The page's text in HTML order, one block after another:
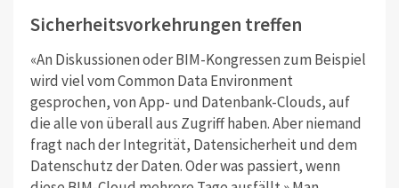
Sicherheitsvorkehrungen treffen
«An Diskussionen oder BIM-Kongressen zum Beispiel
wird viel vom Common Data Environment
gesprochen, von App- und Datenbank-Clouds, auf
die alle von überall aus Zugriff haben. Aber niemand
fragt nach der Integrität, Datensicherheit und dem
Datenschutz der Daten. Oder was passiert, wenn